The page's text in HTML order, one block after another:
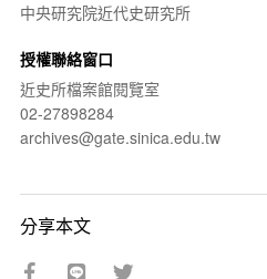
中央研究院近代史研究所
授權聯絡窗口
近史所檔案館閱覽室
02-27898284
archives@gate.sinica.edu.tw
分享本文